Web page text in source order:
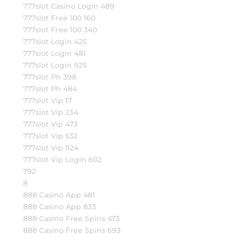
777slot Casino Login 489
777slot Free 100 160
777slot Free 100 340
777slot Login 425
777slot Login 481
777slot Login 925
777slot Ph 398
777slot Ph 484
777slot Vip 17
777slot Vip 234
777slot Vip 473
777slot Vip 532
777slot Vip 924
777slot Vip Login 602
792
8
888 Casino App 481
888 Casino App 833
888 Casino Free Spins 473
888 Casino Free Spins 693